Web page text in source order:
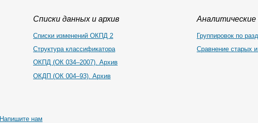
Списки данных и архив
Списки изменений ОКПД 2
Структура классификатора
ОКПД (ОК 034–2007). Архив
ОКДП (ОК 004–93). Архив
Группировок по
Сравнение старых
Напишите нам